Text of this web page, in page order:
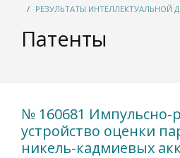
РЕЗУЛЬТАТЫ ИНТЕЛЛЕКТУАЛЬНОЙ
Патенты
№ 160681 Импульсно-
устройство оценки
никель-кадмиевых